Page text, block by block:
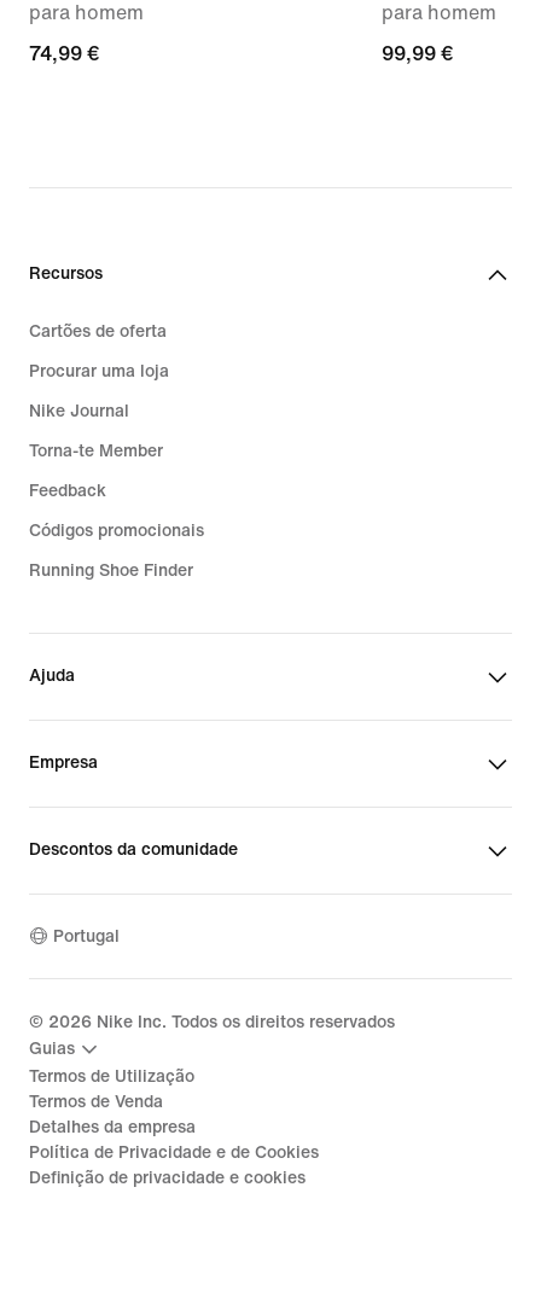
para homem
74,99
74,99 €
para homem
99,99
99,99 €
Recursos
Cartões de oferta
Procurar uma loja
Nike Journal
Torna-te Member
Feedback
Códigos promocionais
Running Shoe Finder
Ajuda
Empresa
Descontos da comunidade
Portugal
© 2026 Nike Inc. Todos os direitos reservados
Guias
Termos de Utilização
Termos de Venda
Detalhes da empresa
Política de Privacidade e de Cookies
Definição de privacidade e cookies